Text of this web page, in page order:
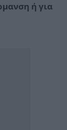
ή για